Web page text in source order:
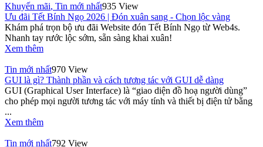
Khuyến mãi, Tin mới nhất935 View
Ưu đãi Tết Bính Ngọ 2026 | Đón xuân sang - Chọn lộc vàng
Khám phá trọn bộ ưu đãi Website đón Tết Bính Ngọ từ Web4s.
Nhanh tay rước lộc sớm, sẵn sàng khai xuân!
Xem thêm
Tin mới nhất970 View
GUI là gì? Thành phần và cách tương tác với GUI dễ dàng
GUI (Graphical User Interface) là “giao diện đồ hoạ người dùng”
cho phép mọi người tương tác với máy tính và thiết bị điện tử bằng
...
Xem thêm
Tin mới nhất792 View